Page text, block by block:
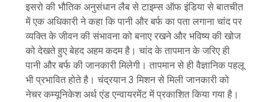
इसरो की भौतिक अनुसंधान लैब से टाइम्स ऑफ इंडिया से बातचीत
में एक अधिकारी ने कहा कि पानी और बर्फ का पता लगाना चांद पर
व्यक्ति के जीवन की संभावना को बनाए रखने और भविष्य की खोज
को देखते हुए बेहद अहम कदम है। चांद के तापमान के जरिए ही
पानी और बर्फ की जानकारी मिलेगी। तापमान से ही वैज्ञानिक पहलू
भी प्रभावित होते है। चंद्रयान 3 मिशन से मिली जानकारी को
नेचर कम्यूनिकेश अर्थ एंड एन्वायरमेंट में प्रकाशित किया गया है।